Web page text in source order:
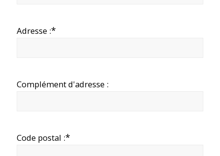
Adresse :*
Complément d'adresse :
Code postal :*